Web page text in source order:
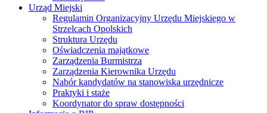
Urząd Miejski
Regulamin Organizacyjny Urzędu Miejskiego w
Strzelcach Opolskich
Struktura Urzędu
Oświadczenia majątkowe
Zarządzenia Burmistrza
Zarządzenia Kierownika Urzędu
Nabór kandydatów na stanowiska urzędnicze
Praktyki i staże
Koordynator do spraw dostępności